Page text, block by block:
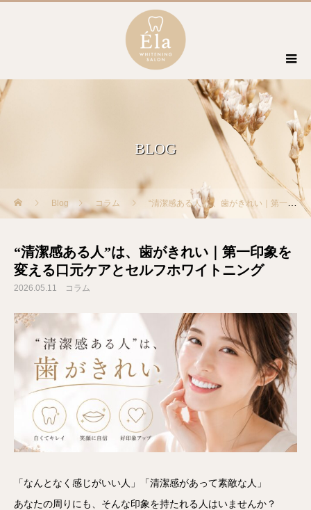
BLOG
Blog コラム “清潔感ある人”は、歯がきれい｜第一印象を変える口元ケアとセルフホワイトニング
“清潔感ある人”は、歯がきれい｜第一印象を
変える口元ケアとセルフホワイトニング
2026.05.11 コラム
「なんとなく感じがいい人」「清潔感があって素敵な人」
あなたの周りにも、そんな印象を持たれる人はいませんか？